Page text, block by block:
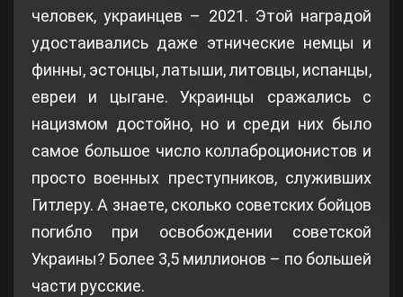
человек, украинцев – 2021. Этой наградой
удостаивались даже этнические немцы и
финны, эстонцы, латыши, литовцы, испанцы,
евреи и цыгане. Украинцы сражались с
нацизмом достойно, но и среди них было
самое большое число коллаброционистов и
просто военных преступников, служивших
Гитлеру. А знаете, сколько советских бойцов
погибло при освобождении советской
Украины? Более 3,5 миллионов – по большей
части русские.